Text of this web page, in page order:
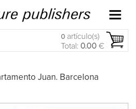
0 artículo(s)
Total: 0.00 €
Juan. Barcelona